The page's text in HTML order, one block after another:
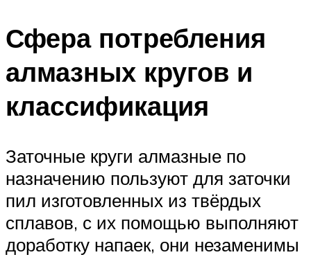
Сфера потребления
алмазных кругов и
классификация
Заточные круги алмазные по
назначению пользуют для заточки
пил изготовленных из твёрдых
сплавов, с их помощью выполняют
доработку напаек, они незаменимы